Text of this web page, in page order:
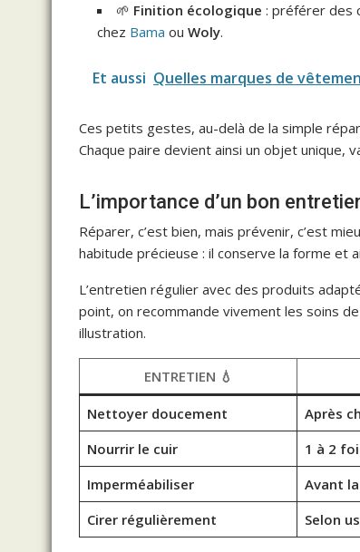
🌱 Finition écologique : préférer des
chez Bama ou Woly.
Et aussi Quelles marques de
Ces petits gestes, au-delà de la simple
Chaque paire devient ainsi un objet unique,
L’importance d’un bon
Réparer, c’est bien, mais prévenir, c’est
habitude précieuse : il conserve la forme et
L’entretien régulier avec des produits
point, on recommande vivement les soins
illustration.
ENTRETIEN 💧
Nettoyer doucement Après
Nourrir le cuir
1 à 2
Imperméabiliser
Avant
Cirer régulièrement
Selon